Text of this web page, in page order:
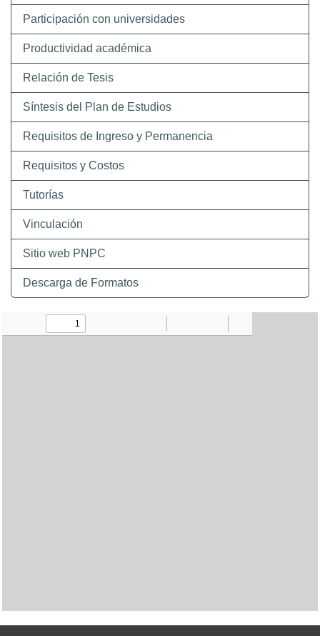
Participación con universidades
Productividad académica
Relación de Tesis
Síntesis del Plan de Estudios
Requisitos de Ingreso y Permanencia
Requisitos y Costos
Tutorías
Vinculación
Sitio web PNPC
Descarga de Formatos